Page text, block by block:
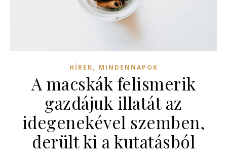
HÍREK, MINDENNAPOK
A macskák felismerik
gazdájuk illatát az
idegenekével szemben,
derült ki a kutatásból